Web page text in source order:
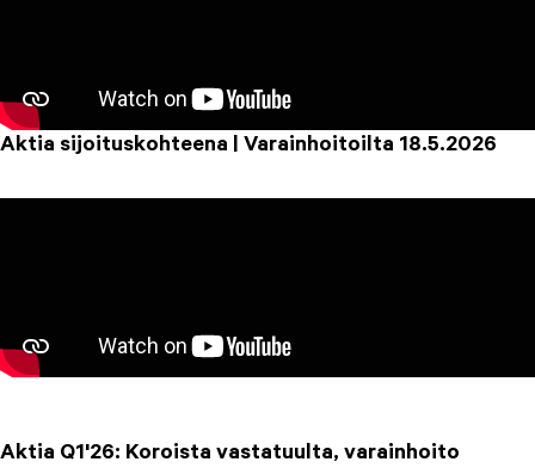
Aktia sijoituskohteena | Varainhoitoilta 18.5.2026
Aktia Q1'26: Koroista vastatuulta, varainhoito